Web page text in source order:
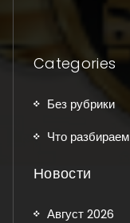
Categories
Без рубрики
Что разбираем
Новости
Август 2026